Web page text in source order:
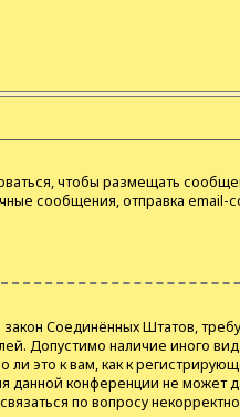
чтобы размещать
сообщения, отправка email-
закон Соединённых Штатов,
Допустимо наличие иного
это к вам, как к
данной конференции не может
по вопросу